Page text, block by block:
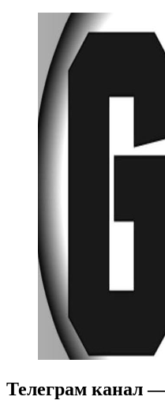
Телеграм канал